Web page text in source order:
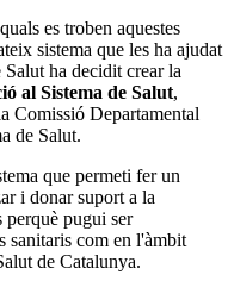
es troben aquestes
sistema que les ha ajudat
ha decidit crear la
al Sistema de Salut,
Comissió Departamental
de Salut.
que permeti fer un
i donar suport a la
perquè pugui ser
sanitaris com en l'àmbit
de Catalunya.